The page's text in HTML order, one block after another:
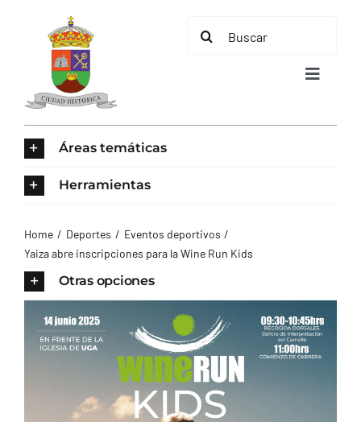
contenido
Buscar:
Toggle
AYUNTAMIENTO
TURISMO
Áreas temáticas
Herramientas
Home Deportes
Eventos deportivos
Yaiza abre inscripciones para la Wine Run Kids
Otras opciones